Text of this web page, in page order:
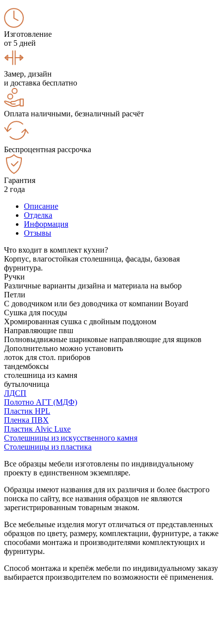
Изготовление
от 5 дней
Замер, дизайн
и доставка бесплатно
Оплата наличными, безналичный расчёт
Беспроцентная рассрочка
Гарантия
2 года
Описание
Отделка
Информация
Отзывы
Что входит в комплект кухни?
Корпус, влагостойкая столешница, фасады, базовая
фурнитура.
Ручки
Различные варианты дизайна и материала на выбор
Петли
С доводчиком или без доводчика от компании Boyard
Сушка для посуды
Хромированная сушка с двойным поддоном
Направляющие пвш
Полновыдвижные шариковые направляющие для ящиков
Дополнительно можно установить
лоток для стол. приборов
тандембоксы
столешница из камня
бутылочница
ЛДСП
Полотно АГТ (МДФ)
Пластик HPL
Пленка ПВХ
Пластик Alvic Luxe
Столешницы из искусственного камня
Столешницы из пластика
Все образцы мебели изготовлены по индивидуальному
проекту в единственном экземпляре.
Образцы имеют названия для их различия и более быстрого
поиска по сайту, все названия образцов не являются
зарегистрированным товарным знаком.
Все мебельные изделия могут отличаться от представленных
образцов по цвету, размеру, комплектации, фурнитуре, а также
способами монтажа и производителями комплектующих и
фурнитуры.
Способ монтажа и крепёж мебели по индивидуальному заказу
выбирается производителем по возможности её применения.